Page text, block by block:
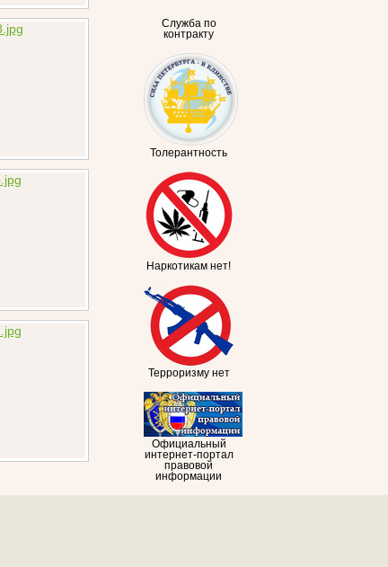
Служба по
контракту
Толерантность
Наркотикам нет!
Терроризму нет
Официальный
интернет-портал
правовой
информации